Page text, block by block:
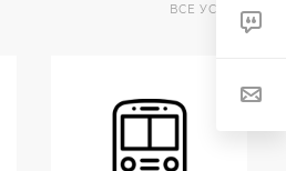
ВСЕ УСЛУГИ